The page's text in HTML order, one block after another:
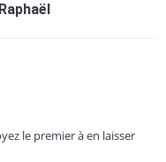
le premier à en laisser